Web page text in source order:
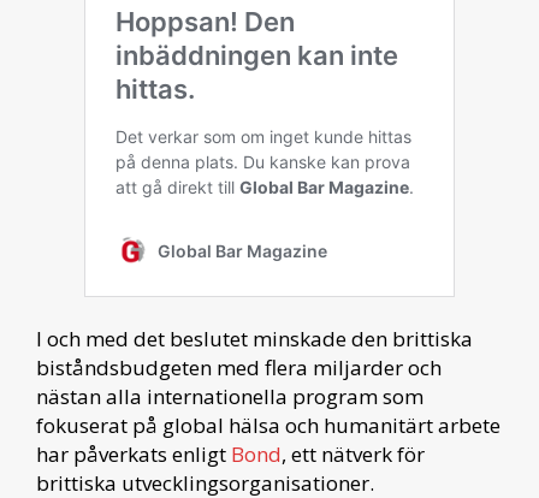
I och med det beslutet minskade den brittiska
biståndsbudgeten med flera miljarder och
nästan alla internationella program som
fokuserat på global hälsa och humanitärt arbete
har påverkats enligt Bond, ett nätverk för
brittiska utvecklingsorganisationer.